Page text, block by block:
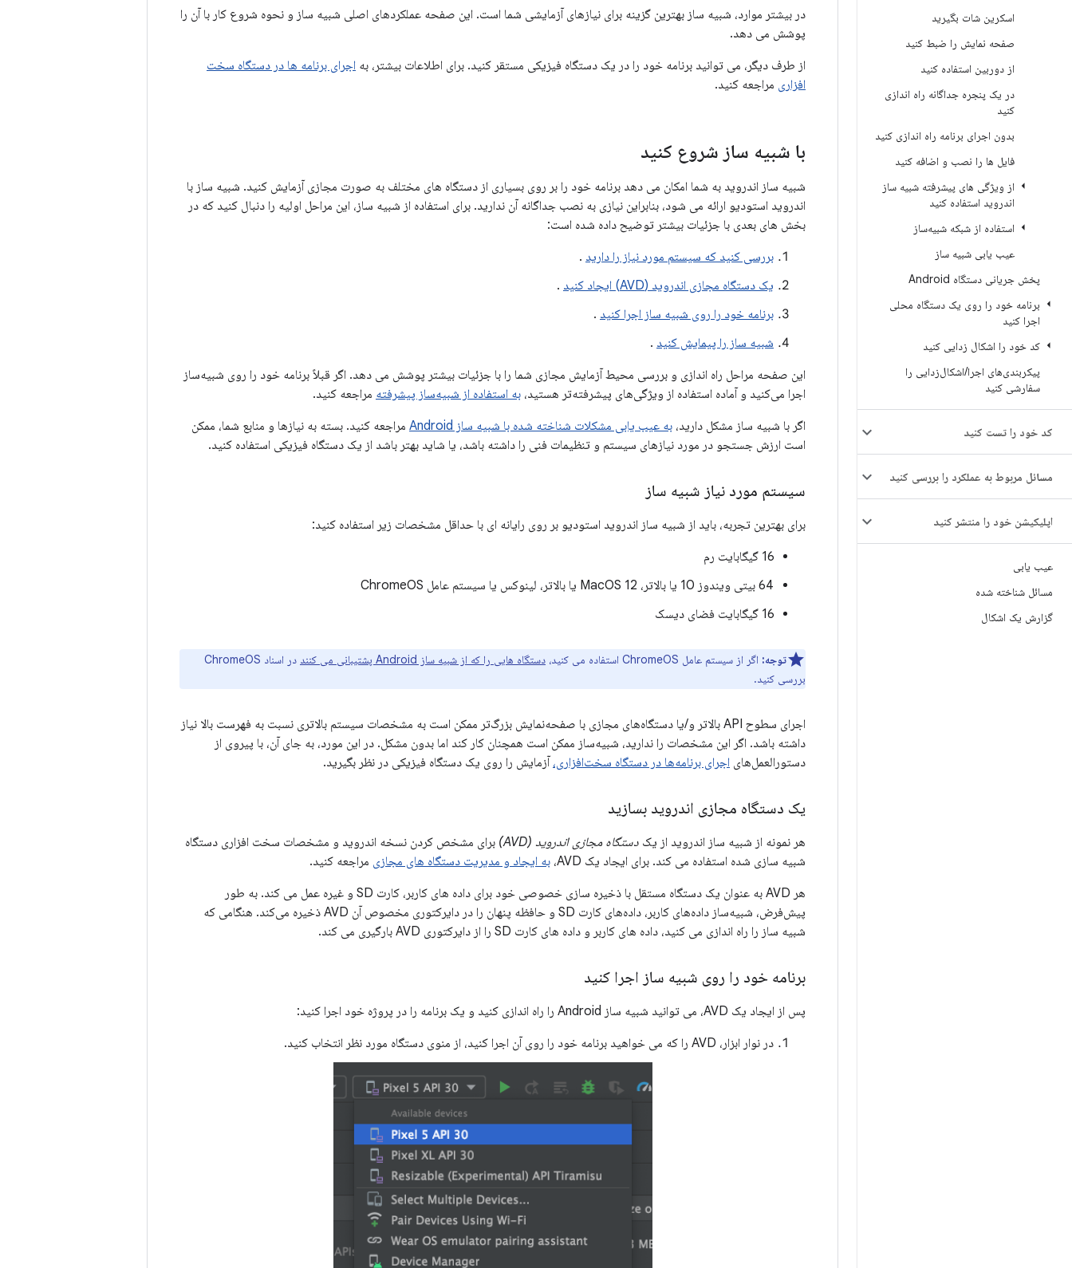
اسکرین شات بگیرید
صفحه نمایش را ضبط کنید
از دوربین استفاده کنید
در یک پنجره جداگانه راه اندازی
کنید
بدون اجرای برنامه راه اندازی کنید
فایل ها را نصب و اضافه کنید
از ویژگی های پیشرفته شبیه ساز
اندروید استفاده کنید
استفاده از شبکه شبیه‌ساز
عیب یابی شبیه ساز
پخش جریانی دستگاه Android
برنامه خود را روی یک دستگاه محلی
اجرا کنید
کد خود را اشکال زدایی کنید
پیکربندی‌های اجرا/اشکال‌زدایی را
سفارشی کنید
کد خود را تست کنید
مسائل مربوط به عملکرد را بررسی کنید
اپلیکیشن خود را منتشر کنید
عیب یابی
مسائل شناخته شده
گزارش یک اشکال
در بیشتر موارد، شبیه ساز بهترین گزینه برای نیازهای آزمایشی شما است. این صفحه عملکردهای اصلی شبیه ساز و نحوه شروع کار با آن را
پوشش می دهد.
از طرف دیگر، می توانید برنامه خود را در یک دستگاه فیزیکی مستقر کنید. برای اطلاعات بیشتر، به اجرای برنامه ها در دستگاه سخت
افزاری مراجعه کنید.
با شبیه ساز شروع کنید
شبیه ساز اندروید به شما امکان می دهد برنامه خود را بر روی بسیاری از دستگاه های مختلف به صورت مجازی آزمایش کنید. شبیه ساز با
اندروید استودیو ارائه می شود، بنابراین نیازی به نصب جداگانه آن ندارید. برای استفاده از شبیه ساز، این مراحل اولیه را دنبال کنید که در
بخش های بعدی با جزئیات بیشتر توضیح داده شده است:
بررسی کنید که سیستم مورد نیاز را دارید .
یک دستگاه مجازی اندروید (AVD) ایجاد کنید
.
برنامه خود را روی شبیه ساز اجرا کنید .
شبیه ساز را پیمایش کنید .
این صفحه مراحل راه اندازی و بررسی محیط آزمایش مجازی شما را با جزئیات بیشتر پوشش می دهد. اگر قبلاً برنامه خود را روی شبیه‌ساز
اجرا می‌کنید و آماده استفاده از ویژگی‌های پیشرفته‌تر هستید، به استفاده از شبیه‌ساز پیشرفته مراجعه کنید.
اگر با شبیه ساز مشکل دارید، به عیب یابی مشکلات شناخته شده با شبیه ساز Android
مراجعه کنید. بسته به نیازها و منابع شما، ممکن
است ارزش جستجو در مورد نیازهای سیستم و تنظیمات فنی را داشته باشد، یا شاید بهتر باشد از یک دستگاه فیزیکی استفاده کنید.
سیستم مورد نیاز شبیه ساز
برای بهترین تجربه، باید از شبیه ساز اندروید استودیو بر روی رایانه ای با حداقل مشخصات زیر استفاده کنید:
16 گیگابایت رم
64 بیتی ویندوز 10 یا بالاتر، MacOS 12 یا بالاتر، لینوکس یا سیستم عامل ChromeOS
16 گیگابایت فضای دیسک
توجه: اگر از سیستم عامل ChromeOS استفاده می کنید، دستگاه هایی را که از شبیه ساز Android پشتیبانی می کنند
در اسناد ChromeOS
بررسی کنید.
اجرای سطوح API بالاتر و/یا دستگاه‌های مجازی با صفحه‌نمایش بزرگ‌تر ممکن است به مشخصات سیستم بالاتری نسبت به فهرست بالا نیاز
داشته باشد. اگر این مشخصات را ندارید، شبیه‌ساز ممکن است همچنان کار کند اما بدون مشکل. در این مورد، به جای آن، با پیروی از
دستورالعمل‌های اجرای برنامه‌ها در دستگاه سخت‌افزاری، آزمایش را روی یک دستگاه فیزیکی در نظر بگیرید.
یک دستگاه مجازی اندروید بسازید
هر نمونه از شبیه ساز اندروید از یک دستگاه مجازی اندروید (AVD)
برای مشخص کردن نسخه اندروید و مشخصات سخت افزاری دستگاه
شبیه سازی شده استفاده می کند. برای ایجاد یک AVD،
به ایجاد و مدیریت دستگاه های مجازی مراجعه کنید.
هر AVD به عنوان یک دستگاه مستقل با ذخیره سازی خصوصی خود برای داده های کاربر، کارت SD و غیره عمل می کند. به طور
پیش‌فرض، شبیه‌ساز داده‌های کاربر، داده‌های کارت SD و حافظه پنهان را در دایرکتوری مخصوص آن AVD ذخیره می‌کند. هنگامی که
شبیه ساز را راه اندازی می کنید، داده های کاربر و داده های کارت SD را از دایرکتوری AVD بارگیری می کند.
برنامه خود را روی شبیه ساز اجرا کنید
پس از ایجاد یک AVD، می توانید شبیه ساز Android را راه اندازی کنید و یک برنامه را در پروژه خود اجرا کنید:
در نوار ابزار، AVD را که می خواهید برنامه خود را روی آن اجرا کنید، از منوی دستگاه مورد نظر انتخاب کنید.